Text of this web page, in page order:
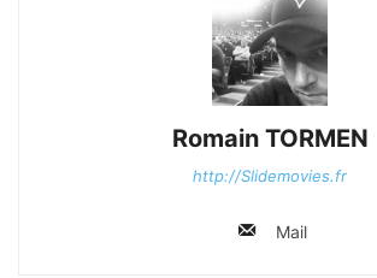
Romain TORMEN
http://Slidemovies.fr
Mail